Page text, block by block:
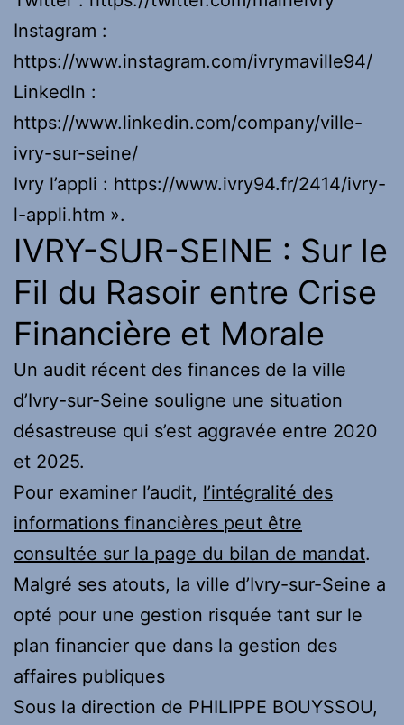
Instagram :
https://www.instagram.com/ivrymaville94/
LinkedIn :
https://www.linkedin.com/company/ville-
ivry-sur-seine/
Ivry l’appli : https://www.ivry94.fr/2414/ivry-
l-appli.htm ».
IVRY-SUR-SEINE : Sur le
Fil du Rasoir entre Crise
Financière et Morale
Un audit récent des finances de la ville
d’Ivry-sur-Seine souligne une situation
désastreuse qui s’est aggravée entre 2020
et 2025.
Pour examiner l’audit, l’intégralité des
informations financières peut être
consultée sur la page du bilan de mandat.
Malgré ses atouts, la ville d’Ivry-sur-Seine a
opté pour une gestion risquée tant sur le
plan financier que dans la gestion des
affaires publiques
Sous la direction de PHILIPPE BOUYSSOU,